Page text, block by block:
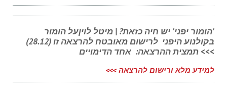
'הומור יפני' יש חיה כזאת? | מיטל לויןעל הומור
בקולנוע היפני לרישום מאובטח להרצאה זו (28.12)
>>> תמצית ההרצאה: אחד הדימויים
למידע מלא ורישום להרצאה >>>